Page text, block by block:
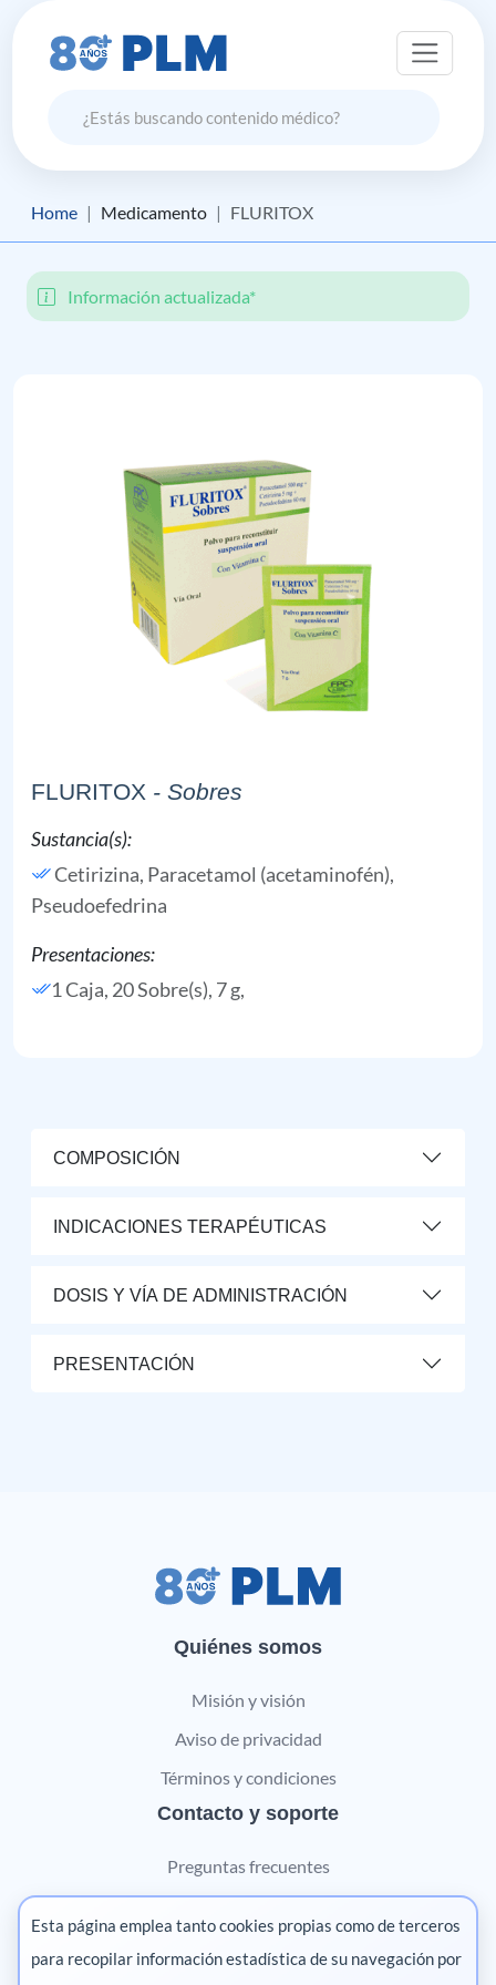
Home Medicamento FLURITOX
Información actualizada*
FLURITOX - Sobres
Sustancia(s):
Cetirizina, Paracetamol (acetaminofén),
Pseudoefedrina
Presentaciones:
1 Caja, 20 Sobre(s), 7 g,
COMPOSICIÓN
INDICACIONES TERAPÉUTICAS
DOSIS Y VÍA DE ADMINISTRACIÓN
PRESENTACIÓN
Quiénes somos
Misión y visión
Aviso de privacidad
Términos y condiciones
Contacto y soporte
Preguntas frecuentes
Contáctanos
Marketing digital
Esta página emplea tanto cookies propias como de terceros
para recopilar información estadística de su navegación por